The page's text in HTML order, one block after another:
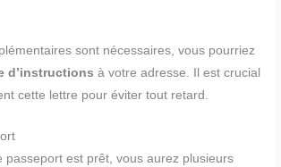
sont nécessaires, vous pourriez
d’instructions à votre adresse. Il est crucial
cette lettre pour éviter tout retard.
passeport est prêt, vous aurez plusieurs